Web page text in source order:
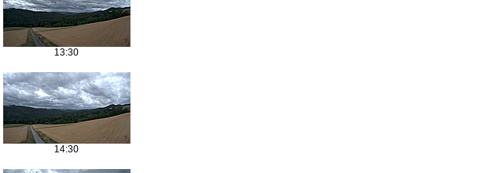
13:30
14:30